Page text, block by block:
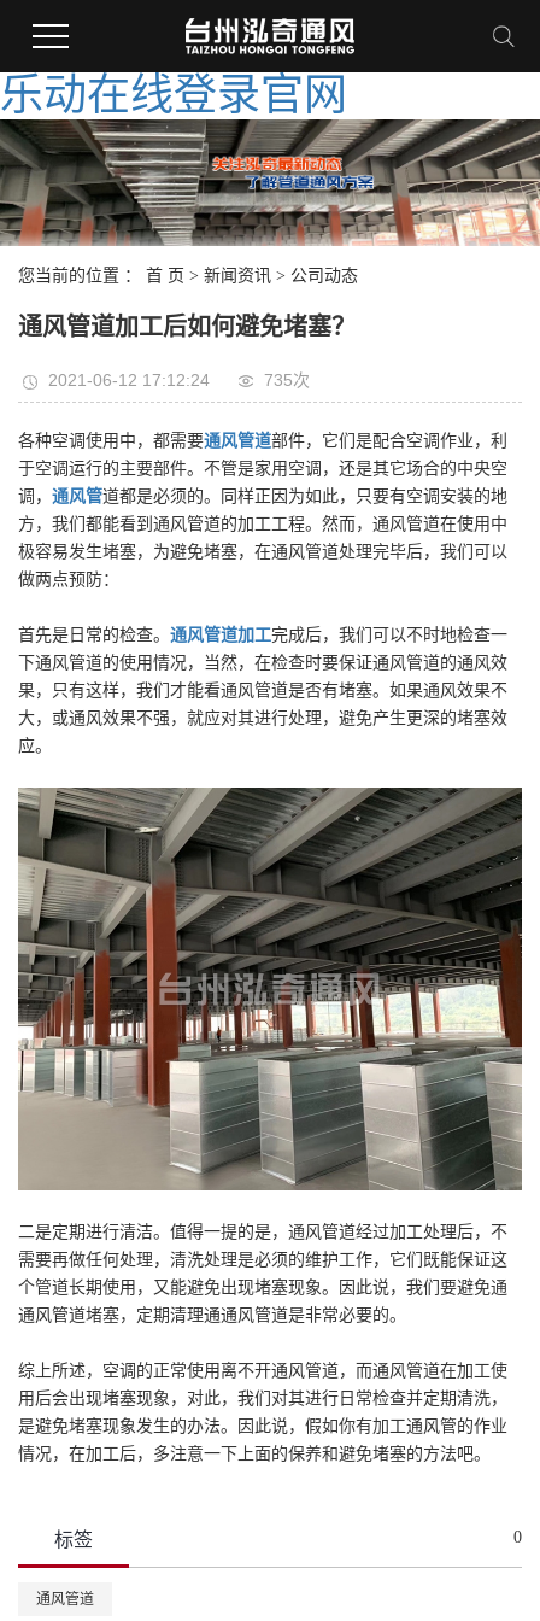
乐动在线登录官网
您当前的位置 ： 首 页 > 新闻资讯 > 公司动态
通风管道加工后如何避免堵塞？
2021-06-12 17:12:24 735次
各种空调使用中，都需要通风管道部件，它们是配合空调作业，利
于空调运行的主要部件。不管是家用空调，还是其它场合的中央空
调， 通风管道都是必须的。同样正因为如此，只要有空调安装的地
方，我们都能看到通风管道的加工工程。然而，通风管道在使用中
极容易发生堵塞，为避免堵塞，在通风管道处理完毕后，我们可以
做两点预防：
首先是日常的检查。 通风管道加工完成后，我们可以不时地检查一
下通风管道的使用情况，当然，在检查时要保证通风管道的通风效
果，只有这样，我们才能看通风管道是否有堵塞。如果通风效果不
大，或通风效果不强，就应对其进行处理，避免产生更深的堵塞效
应。
二是定期进行清洁。值得一提的是，通风管道经过加工处理后，不
需要再做任何处理，清洗处理是必须的维护工作，它们既能保证这
个管道长期使用，又能避免出现堵塞现象。因此说，我们要避免通
通风管道堵塞，定期清理通通风管道是非常必要的。
综上所述，空调的正常使用离不开通风管道，而通风管道在加工使
用后会出现堵塞现象，对此，我们对其进行日常检查并定期清洗，
是避免堵塞现象发生的办法。因此说，假如你有加工通风管的作业
情况，在加工后，多注意一下上面的保养和避免堵塞的方法吧。
标签 0
通风管道